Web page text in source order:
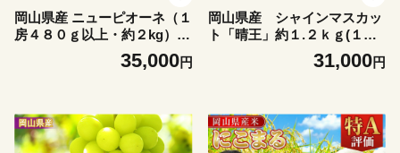
岡山県産 ニューピオーネ（１
房４８０ｇ以上・約２kg）４
房入り（ハックルベリーフィ
35,000円
岡山県産 シャインマスカッ
ト「晴王」約１.２ｋｇ(１房
６００ｇ以上）２房入り（ハ
ックルベリーフィン）31,000円